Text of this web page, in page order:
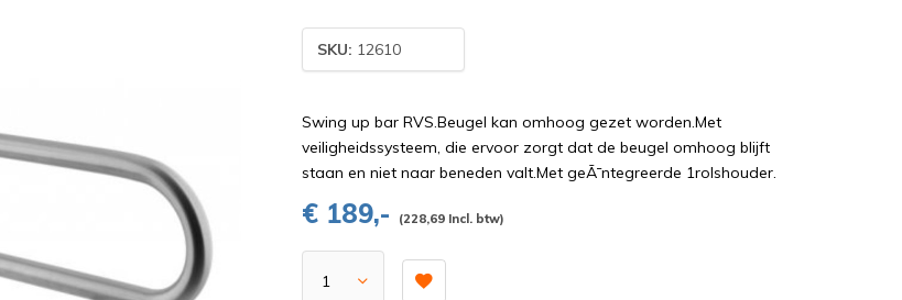
SKU: 12610
Swing up bar RVS.Beugel kan omhoog gezet worden.Met
veiligheidssysteem, die ervoor zorgt dat de beugel omhoog blijft
staan en niet naar beneden valt.Met geÃ¯ntegreerde 1rolshouder.
€ 189,- (228,69 Incl. btw)